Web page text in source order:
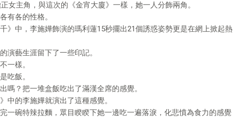
女主角，與這次的《金宵大廈》一樣，她一人分飾兩角。
有各的性格。
》中，李施嬅飾演的瑪利蓮15秒擺出21個誘惑姿勢更是在網上掀起熱
演藝生涯留下了一些印記。
一樣。
吃飯。
嗎？把一堆盒飯吃出了滿漢全席的感覺。
中的李施嬅就演出了這種感覺。
一碗特辣拉麵，眾目睽睽下她一邊吃一遍落淚，化悲憤為食力的感覺